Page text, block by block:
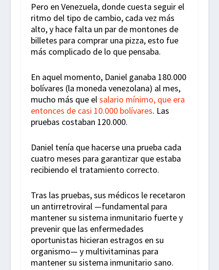
Pero en Venezuela, donde cuesta seguir el
ritmo del tipo de cambio, cada vez más
alto, y hace falta un par de montones de
billetes para comprar una pizza, esto fue
más complicado de lo que pensaba.
En aquel momento, Daniel ganaba 180.000
bolívares (la moneda venezolana) al mes,
mucho más que elsalario mínimo, que era
entonces de casi 10.000 bolívares. Las
pruebas costaban 120.000.
Daniel tenía que hacerse una prueba cada
cuatro meses para garantizar que estaba
recibiendo el tratamiento correcto.
Tras las pruebas, sus médicos le recetaron
un antirretroviral —fundamental para
mantener su sistema inmunitario fuerte y
prevenir que las enfermedades
oportunistas hicieran estragos en su
organismo— y multivitaminas para
mantener su sistema inmunitario sano.